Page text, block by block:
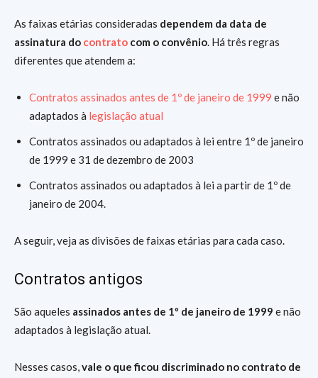
As faixas etárias consideradas dependem da data de
assinatura do contrato com o convênio. Há três regras
diferentes que atendem a:
Contratos assinados antes de 1º de janeiro de 1999 e não
adaptados à legislação atual
Contratos assinados ou adaptados à lei entre 1º de janeiro
de 1999 e 31 de dezembro de 2003
Contratos assinados ou adaptados à lei a partir de 1º de
janeiro de 2004.
A seguir, veja as divisões de faixas etárias para cada caso.
Contratos antigos
São aqueles assinados antes de 1º de janeiro de 1999 e não
adaptados à legislação atual.
Nesses casos,vale o que ficou discriminado no contrato de